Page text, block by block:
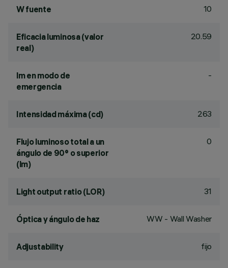
W fuente 10
Eficacia luminosa (valor
real)
20.59
lm en modo de
emergencia
-
Intensidad máxima (cd) 263
Flujo luminoso total a un
ángulo de 90° o superior
(lm)
0
Light output ratio (LOR) 31
Óptica y ángulo de haz WW - Wall Washer
Adjustability fijo